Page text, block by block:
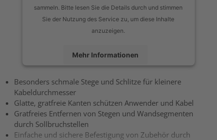
sammeln. Bitte lesen Sie die Details durch und stimmen
Sie der Nutzung des Service zu, um diese Inhalte
anzuzeigen.
Mehr Informationen
Akzeptieren
powered byUsercentrics Consent Management Platform
Besonders schmale Stege und Schlitze für kleinere
Kabeldurchmesser
Glatte, gratfreie Kanten schützen Anwender und Kabel
Gratfreies Entfernen von Stegen und Wandsegmenten
durch Sollbruchstellen
Einfache und sichere Befestigung von Zubehör durch